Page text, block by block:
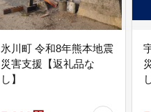
氷川町 令和8年熊本地震
災害支援【返礼品な
し】